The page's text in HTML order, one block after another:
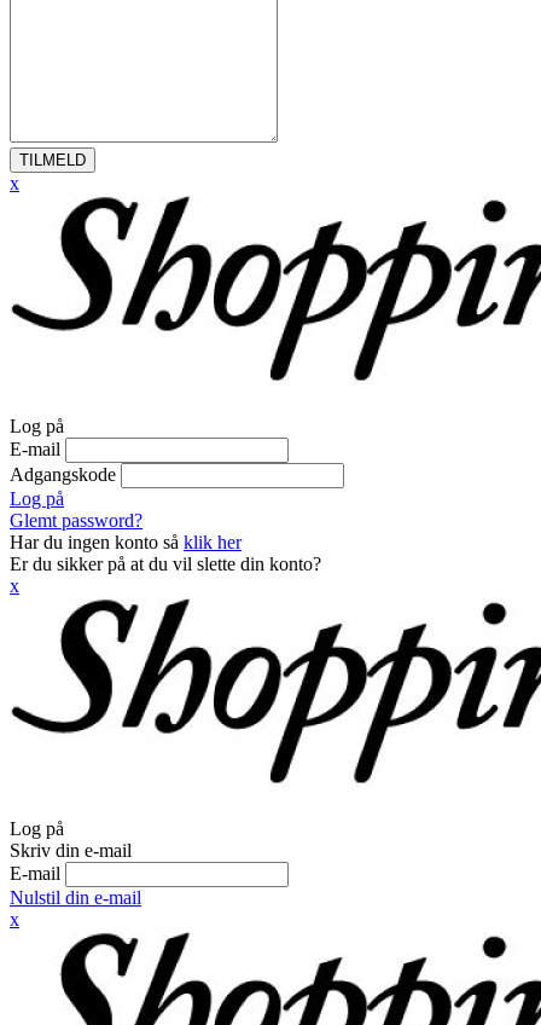
TILMELD
x
Log på
E-mail
Adgangskode
Log på
Glemt password?
Har du ingen konto så klik her
Er du sikker på at du vil slette din konto?
x
Log på
Skriv din e-mail
E-mail
Nulstil din e-mail
x